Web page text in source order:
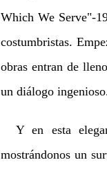
Which We Serve"-
costumbristas.
obras entran de
un diálogo
Y en esta
mostrándonos un